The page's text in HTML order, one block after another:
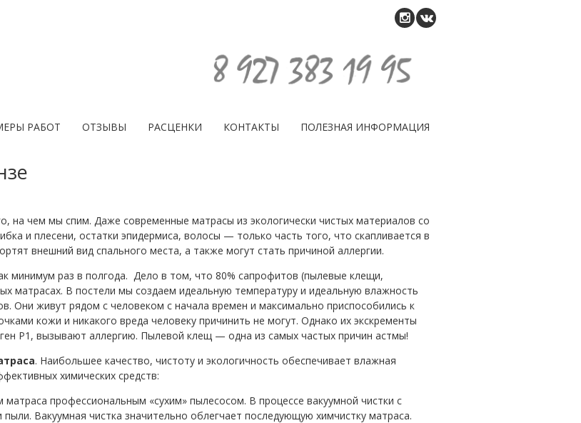
РАБОТ ОТЗЫВЫ РАСЦЕНКИ КОНТАКТЫ ПОЛЕЗНАЯ ИНФОРМАЦИЯ
на чем мы спим. Даже современные матрасы из экологически чистых материалов со
и плесени, остатки эпидермиса, волосы — только часть того, что скапливается в
внешний вид спального места, а также могут стать причиной аллергии.
минимум раз в полгода. Дело в том, что 80% сапрофитов (пылевые клещи,
матрасах. В постели мы создаем идеальную температуру и идеальную влажность
Они живут рядом с человеком с начала времен и максимально приспособились к
кожи и никакого вреда человеку причинить не могут. Однако их экскременты
Р1, вызывают аллергию. Пылевой клещ — одна из самых частых причин астмы!
. Наибольшее качество, чистоту и экологичность обеспечивает влажная
химических средств:
профессиональным «сухим» пылесосом. В процессе вакуумной чистки с
пыли. Вакуумная чистка значительно облегчает последующую химчистку матраса.